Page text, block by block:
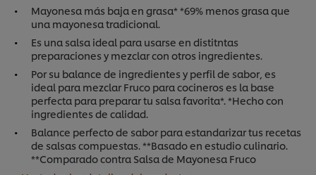
Mayonesa más baja en grasa* *69% menos grasa que
una mayonesa tradicional.
Es una salsa ideal para usarse en distitntas
preparaciones y mezclar con otros ingredientes.
Por su balance de ingredientes y perfil de sabor, es
ideal para mezclar Fruco para cocineros es la base
perfecta para preparar tu salsa favorita*. *Hecho con
ingredientes de calidad.
Balance perfecto de sabor para estandarizar tus recetas
de salsas compuestas. **Basado en estudio culinario.
**Comparado contra Salsa de Mayonesa Fruco